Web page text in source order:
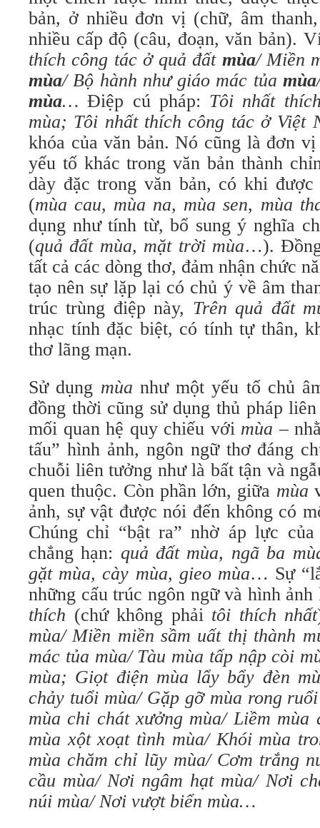
bản, ở nhiều đơn vị (chữ, âm
nhiều cấp độ (câu, đoạn, văn bản).
thích công tác ở quả đất mùa/ Miền
mùa/ Bộ hành như giáo mác tủa mùa
mùa…Điệp cú pháp: Tôi nhất
mùa; Tôi nhất thích công tác ở Việt
khóa của văn bản. Nó cũng là đơn
yếu tố khác trong văn bản thành
dày đặc trong văn bản, có khi
(mùa cau, mùa na, mùa sen, mùa
dụng như tính từ, bổ sung ý nghĩa
(quả đất mùa, mặt trời mùa…).
tất cả các dòng thơ, đảm nhận chức
tạo nên sự lặp lại có chủ ý về âm
trúc trùng điệp này, Trên quả đất
nhạc tính đặc biệt, có tính tự thân,
thơ lãng mạn.
Sử dụng mùa như một yếu tố chủ
đồng thời cũng sử dụng thủ pháp
mối quan hệ quy chiếu với mùa –
tấu” hình ảnh, ngôn ngữ thơ đáng
chuỗi liên tưởng như là bất tận và
quen thuộc. Còn phần lớn, giữa mùa
ảnh, sự vật được nói đến không có
Chúng chỉ “bật ra” nhờ áp lực
chẳng hạn: quả đất mùa, ngã ba
gặt mùa, cày mùa, gieo mùa… Sự
những cấu trúc ngôn ngữ và hình
thích (chứ không phải tôi thích nhất
mùa/ Miền miền sầm uất thị thành
mác tủa mùa/ Tàu mùa tấp nập còi
mùa; Giọt điện mùa lẩy bẩy đèn
chảy tuổi mùa/ Gặp gỡ mùa rong
mùa chi chát xưởng mùa/ Liềm mùa
mùa xột xoạt tình mùa/ Khói mùa
mùa chăm chỉ lũy mùa/ Cơm trắng
cầu mùa/ Nơi ngâm hạt mùa/ Nơi
núi mùa/ Nơi vượt biển mùa…